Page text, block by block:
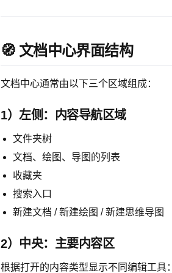
🧭 文档中心界面结构
文档中心通常由以下三个区域组成：
1）左侧：内容导航区域
文件夹树
文档、绘图、导图的列表
收藏夹
搜索入口
新建文档 / 新建绘图 / 新建思维导图
2）中央：主要内容区
根据打开的内容类型显示不同编辑工具：